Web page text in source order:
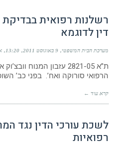
רשלנות רפואית
דין לדוגמא
מערכת הבית המשפטי 9 באוגוסט 2011 13:20
ת”א 2821-05 עזבון המנוח
הרפואי סורוקה ואח’. בפני כב’
קרא עוד ←
לשכת עורכי הדין נגד
רפואיות